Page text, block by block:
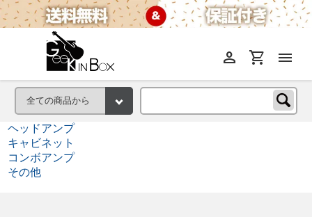
menu
shopping_cart
person
ヘッドアンプ
キャビネット
コンボアンプ
その他